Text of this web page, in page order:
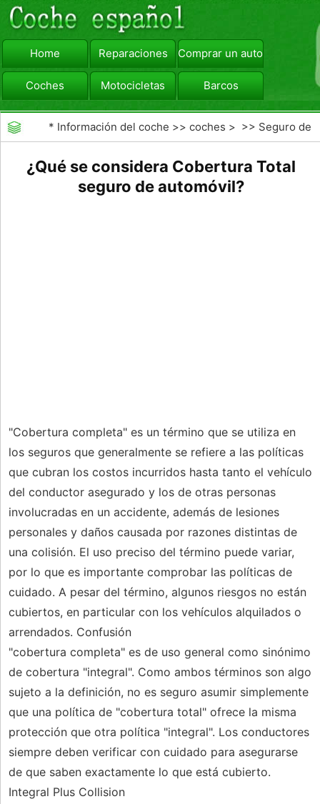
Home Reparaciones Comprar un automóvil
Coches Motocicletas Barcos
viajar Camiones
* Información del coche >>coches > >> Seguro de
¿Qué se considera Cobertura Total
seguro de automóvil?
"Cobertura completa" es un término que se utiliza en
los seguros que generalmente se refiere a las políticas
que cubran los costos incurridos hasta tanto el vehículo
del conductor asegurado y los de otras personas
involucradas en un accidente, además de lesiones
personales y daños causada por razones distintas de
una colisión. El uso preciso del término puede variar,
por lo que es importante comprobar las políticas de
cuidado. A pesar del término, algunos riesgos no están
cubiertos, en particular con los vehículos alquilados o
arrendados. Confusión
"cobertura completa" es de uso general como sinónimo
de cobertura "integral". Como ambos términos son algo
sujeto a la definición, no es seguro asumir simplemente
que una política de "cobertura total" ofrece la misma
protección que otra política "integral". Los conductores
siempre deben verificar con cuidado para asegurarse
de que saben exactamente lo que está cubierto.
Integral Plus Collision